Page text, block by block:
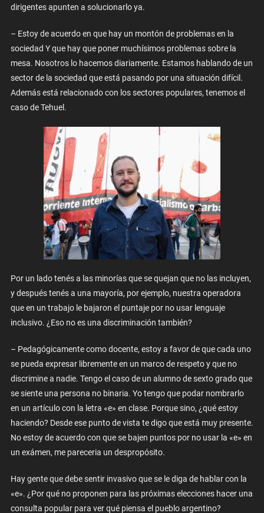
dirigentes apunten a solucionarlo ya.
– Estoy de acuerdo en que hay un montón de problemas en la
sociedad Y que hay que poner muchísimos problemas sobre la
mesa. Nosotros lo hacemos diariamente. Estamos hablando de un
sector de la sociedad que está pasando por una situación difícil.
Además está relacionado con los sectores populares, tenemos el
caso de Tehuel.
Por un lado tenés a las minorías que se quejan que no las incluyen,
y después tenés a una mayoría, por ejemplo, nuestra operadora
que en un trabajo le bajaron el puntaje por no usar lenguaje
inclusivo. ¿Eso no es una discriminación también?
– Pedagógicamente como docente, estoy a favor de que cada uno
se pueda expresar libremente en un marco de respeto y que no
discrimine a nadie. Tengo el caso de un alumno de sexto grado que
se siente una persona no binaria. Yo tengo que podar nombrarlo
en un artículo con la letra «e» en clase. Porque sino, ¿qué estoy
haciendo? Desde ese punto de vista te digo que está muy presente.
No estoy de acuerdo con que se bajen puntos por no usar la «e» en
un exámen, me pareceria un despropósito.
Hay gente que debe sentir invasivo que se le diga de hablar con la
«e». ¿Por qué no proponen para las próximas elecciones hacer una
consulta popular para ver qué piensa el pueblo argentino?